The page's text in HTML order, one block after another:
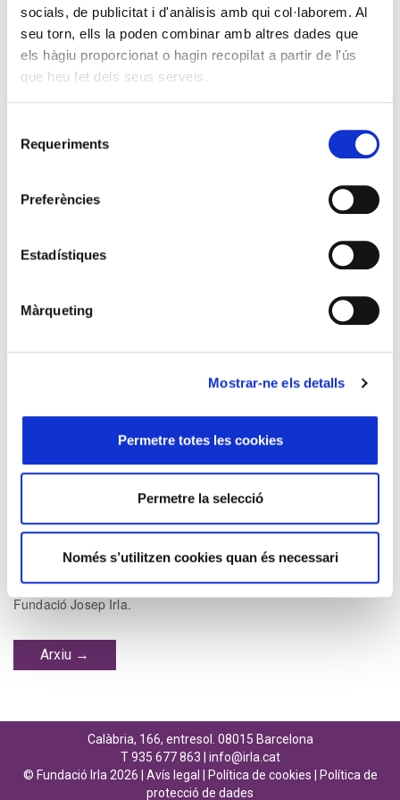
socials, de publicitat i d'anàlisis amb qui col·laborem. Al
seu torn, ells la poden combinar amb altres dades que
els hàgiu proporcionat o hagin recopilat a partir de l'ús
que heu fet dels seus serveis.
Requeriments
Preferències
Estadístiques
Màrqueting
Mostrar-ne els detalls
Permetre totes les cookies
Permetre la selecció
Només s’utilitzen cookies quan és necessari
La Fundació Josep Irla disposa d’una biblioteca —especialitzada
de 40 revistes que augmenten any rere any.
Biblioteca →
La Fundació Josep Irla —a través del seu arxiu— té cura de
preservar tota la documentació significativa generada al llarg de
la seva història per Esquerra Republicana, les JERC i la pròpia
Fundació Josep Irla.
Arxiu →
Calàbria, 166, entresol. 08015 Barcelona
T 935 677 863 | info@irla.cat
© Fundació Irla 2026 | Avís legal Política de cookies
Política de
protecció de dades